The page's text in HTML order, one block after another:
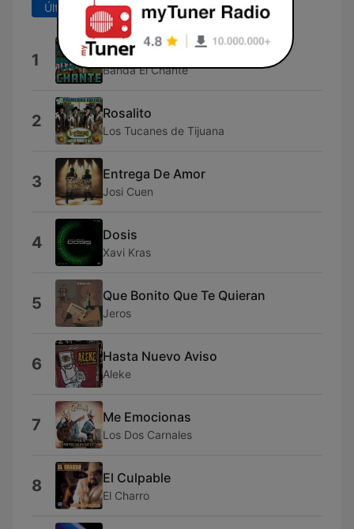
Últimos 7 días Últimos 30 días
1 La Cama de Piedra
Banda El Chante
2 Rosalito
Los Tucanes de Tijuana
3 Entrega De Amor
Josi Cuen
4 Dosis
Xavi Kras
5 Que Bonito Que Te Quieran
Jeros
6 Hasta Nuevo Aviso
Aleke
7 Me Emocionas
Los Dos Carnales
8 El Culpable
El Charro